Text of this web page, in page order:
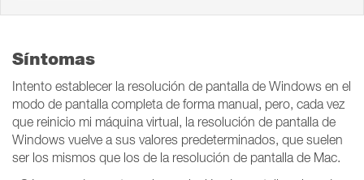
Síntomas
Intento establecer la resolución de pantalla de Windows en el
modo de pantalla completa de forma manual, pero, cada vez
que reinicio mi máquina virtual, la resolución de pantalla de
Windows vuelve a sus valores predeterminados, que suelen
ser los mismos que los de la resolución de pantalla de Mac.